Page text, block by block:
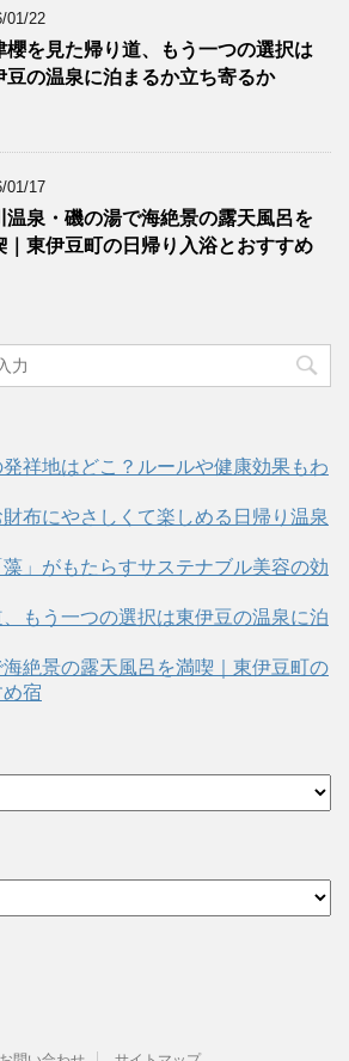
01/22
櫻を見た帰り道、もう一つの選択は
豆の温泉に泊まるか立ち寄るか
01/17
温泉・磯の湯で海絶景の露天風呂を
｜東伊豆町の日帰り入浴とおすすめ
発祥地はどこ？ルールや健康効果もわ
布にやさしくて楽しめる日帰り温泉
」がもたらすサステナブル美容の効
もう一つの選択は東伊豆の温泉に泊
絶景の露天風呂を満喫｜東伊豆町の
宿